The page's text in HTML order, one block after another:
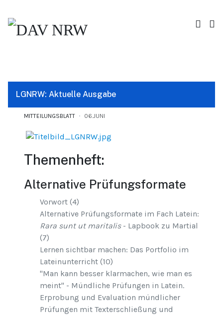
LGNRW: Aktuelle Ausgabe
MITTEILUNGSBLATT 06.JUNI
Themenheft:
Alternative Prüfungsformate
Vorwort (4)
Alternative Prüfungsformate im Fach Latein:
Rara sunt ut maritalis- Lapbook zu Martial
(7)
Lernen sichtbar machen: Das Portfolio im
Lateinunterricht (10)
"Man kann besser klarmachen, wie man es
meint" - Mündliche Prüfungen in Latein.
Erprobung und Evaluation mündlicher
Prüfungen mit Texterschließung und